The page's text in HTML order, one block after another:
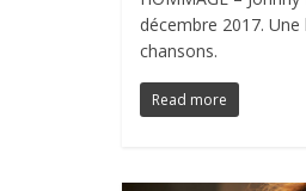
décembre 2017.
chansons.
Read more